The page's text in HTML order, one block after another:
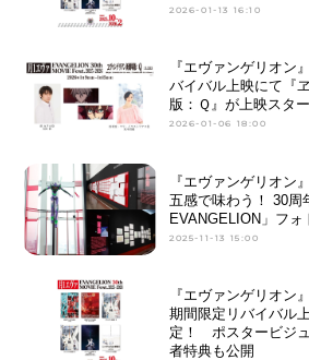
2026-01-13 16:10
『エヴァンゲリオン
バイバル上映にて『
版：Ｑ』が上映スター
2026-01-06 18:00
『エヴァンゲリオン
五感で味わう！ 30周
EVANGELION」フォ
2025-11-13 15:00
『エヴァンゲリオン
期間限定リバイバル
定！ ポスタービジ
者特典も公開